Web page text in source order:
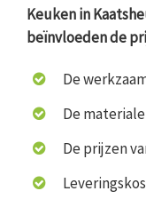
Keuken in
beïnvloeden de
De
De
De prijzen